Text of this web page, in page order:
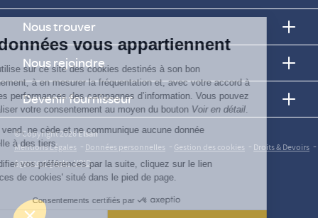
Vos données vous appartiennent
ELSAN utilise sur ce site des cookies destinés à son bon
fonctionnement, à en mesurer la fréquentation et, avec votre accord à
évaluer les performances des campagnes d’information. Vous pouvez
personnaliser votre consentement au moyen du boutonVoir en détail
Elsan ne vend, ne cède et ne communique aucune donnée
personnelle à des tiers.
Pour modifier vos préférences par la suite, cliquez sur le lien
'Préférences de cookies' situé dans le pied de page.
Consentements certifiés par
Nous trouver
Nous rejoindre
Devenir fournisseur
© Copyright 2026Elsan
Mentions Légales -Données personnelles -Gestion des cookies -Droits & Devoirs -
Agence digitale : VOID